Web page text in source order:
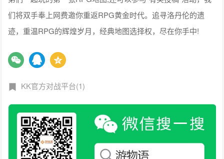
们将双手奉上网费邀你重返RPG黄金时代。追寻洛丹伦的遗
迹，重温RPG的辉煌岁月，经典地图选择权，尽在你手中!
KK官方对战平台(1)